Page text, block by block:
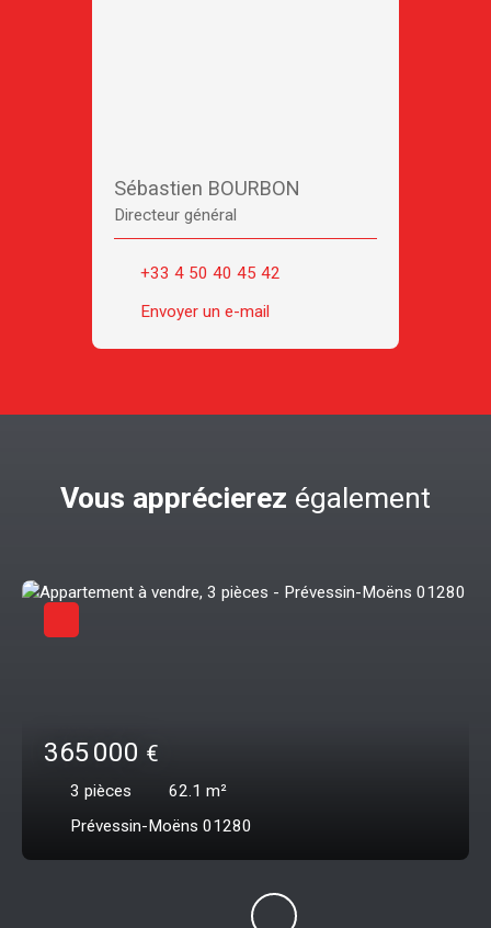
Sébastien BOURBON
Directeur général
+33 4 50 40 45 42
Envoyer un e-mail
Vous apprécierez également
365 000 €
3 pièces 62.1 m²
Prévessin-Moëns 01280